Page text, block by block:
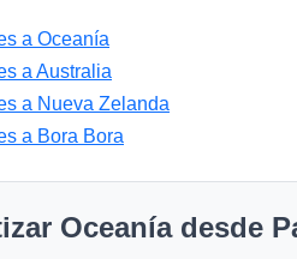
a Oceanía
a Australia
a Nueva Zelanda
a Bora Bora
Oceanía desde